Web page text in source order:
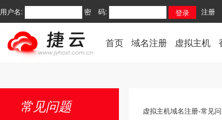
用户名: 密 码: 注册
首页 域名注册 虚拟主机
常见问题 虚拟主机域名注册-常见